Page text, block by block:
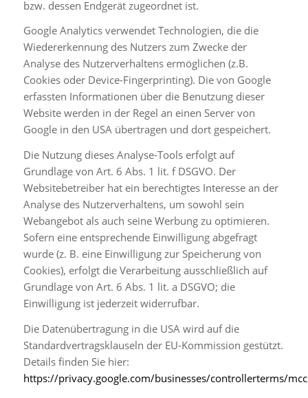
bzw. dessen Endgerät zugeordnet ist.
Google Analytics verwendet Technologien, die die
Wiedererkennung des Nutzers zum Zwecke der
Analyse des Nutzerverhaltens ermöglichen (z.B.
Cookies oder Device-Fingerprinting). Die von Google
erfassten Informationen über die Benutzung dieser
Website werden in der Regel an einen Server von
Google in den USA übertragen und dort gespeichert.
Die Nutzung dieses Analyse-Tools erfolgt auf
Grundlage von Art. 6 Abs. 1 lit. f DSGVO. Der
Websitebetreiber hat ein berechtigtes Interesse an der
Analyse des Nutzerverhaltens, um sowohl sein
Webangebot als auch seine Werbung zu optimieren.
Sofern eine entsprechende Einwilligung abgefragt
wurde (z. B. eine Einwilligung zur Speicherung von
Cookies), erfolgt die Verarbeitung ausschließlich auf
Grundlage von Art. 6 Abs. 1 lit. a DSGVO; die
Einwilligung ist jederzeit widerrufbar.
Die Datenübertragung in die USA wird auf die
Standardvertragsklauseln der EU-Kommission gestützt.
Details finden Sie hier:
https://privacy.google.com/businesses/controllerterms/